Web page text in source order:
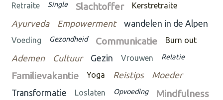
Retraite Single Slachtoffer Kerstretraite
Ayurveda Empowerment wandelen in de Alpen
Voeding Gezondheid Communicatie Burn out
Ademen Cultuur Gezin Vrouwen Relatie
Familievakantie Yoga Reistips
Moeder
Transformatie
Loslaten Opvoeding Mindfulness